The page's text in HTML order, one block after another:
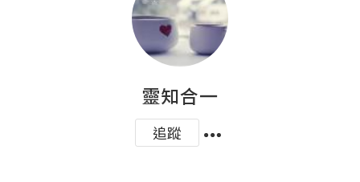
靈知合一
追蹤